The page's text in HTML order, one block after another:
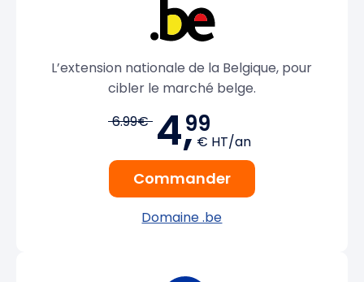
L’extension nationale de la Belgique, pour
cibler le marché belge.
6.99€ 4,99
€ HT/an
Commander
Domaine .be